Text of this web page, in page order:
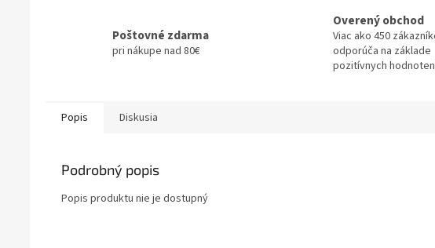
Poštovné zdarma
pri nákupe nad 80€
Overený obchod
Viac ako 450
odporúča na základe
pozitívnych
Popis Diskusia
Podrobný popis
Popis produktu nie je dostupný